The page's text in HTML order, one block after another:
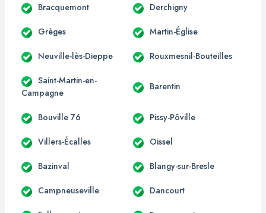
Bracquemont Derchigny
Grèges Martin-Église
Neuville-lès-Dieppe Rouxmesnil-Bouteilles
Saint-Martin-en-
Campagne
Barentin
Bouville 76 Pissy-Pôville
Villers-Écalles Oissel
Bazinval Blangy-sur-Bresle
Campneuseville Dancourt